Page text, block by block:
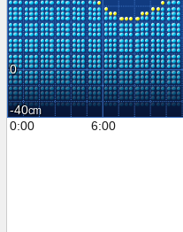
0
-40
0:00
6:00